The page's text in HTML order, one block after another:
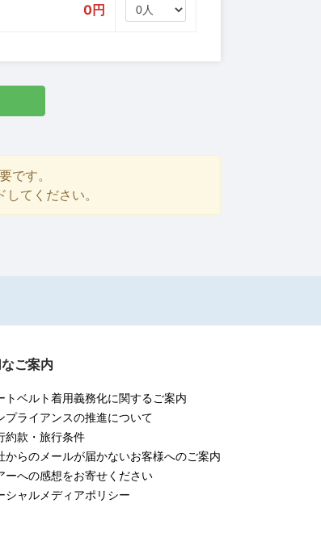
0円
です。
てください。
ご案内
トベルト着用義務化に関するご案内
プライアンスの推進について
約款・旅行条件
からのメールが届かないお客様へのご案内
ーへの感想をお寄せください
シャルメディアポリシー